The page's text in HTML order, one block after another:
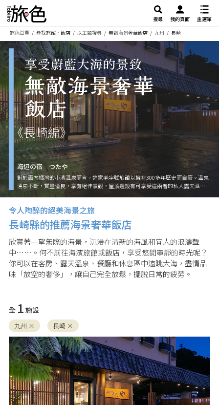
搜尋 我的頁面
主選單
旅色首頁
尋找旅館・飯店 以主題搜尋 無敵海景奢華飯店 九州 長崎
《長崎編》
海辺の宿 つたや
對於面向橘灣的小濱溫泉而言，這家老字號旅館以擁有300多年歷史而自豪。溫泉
湧泉不斷，質量優良，享有絕佳景觀，屋頂還設有可享受這兩者的私人露天溫泉
共5個。在黃昏時分，擁抱夕陽西下的泡湯體驗格外美好。150坪的大浴池使用源
食會席料理。用餐可選擇包廂式餐廳或客房內用餐。周邊的休閒設施也很完善，
能度過一個值得回憶的假日。
令人陶醉的絕美海景之旅
長崎縣的推薦海景奢華飯店
欣賞著一望無際的海景，沉浸在清新的海風和宜人的浪濤聲
中……。何不前往海濱旅館或飯店，享受悠閒寧靜的時光呢？
你可以在客房、露天溫泉、餐廳和休息區中遠眺大海，盡情品
味「放空的奢侈」，讓自己完全放鬆，擺脫日常的疲勞。
全 1 施設
九州 × 長崎 ×